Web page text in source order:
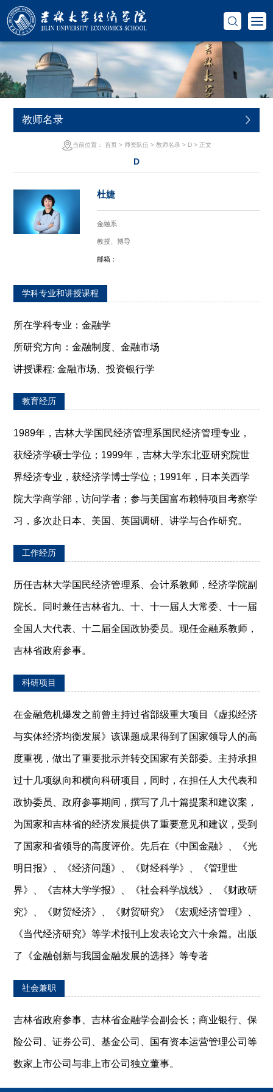
教师名录
当前位置：首页 > 师资队伍 >教师名录 > D > 正文
D
杜婕
金融系
教授、博导
邮箱：
学科专业和讲授课程
所在学科专业：金融学
所研究方向：金融制度、金融市场
讲授课程: 金融市场、投资银行学
教育经历
1989年，吉林大学国民经济管理系国民经济管理专业，
获经济学硕士学位；1999年，吉林大学东北亚研究院世
界经济专业，获经济学博士学位；1991年，日本关西学
院大学商学部，访问学者；参与美国富布赖特项目考察学
习，多次赴日本、美国、英国调研、讲学与合作研究。
工作经历
历任吉林大学国民经济管理系、会计系教师，经济学院副
院长。同时兼任吉林省九、十、十一届人大常委、十一届
全国人大代表、十二届全国政协委员。现任金融系教师，
吉林省政府参事。
科研项目
在金融危机爆发之前曾主持过省部级重大项目《虚拟经济
与实体经济均衡发展》该课题成果得到了国家领导人的高
度重视，做出了重要批示并转交国家有关部委。主持承担
过十几项纵向和横向科研项目，同时，在担任人大代表和
政协委员、政府参事期间，撰写了几十篇提案和建议案，
为国家和吉林省的经济发展提供了重要意见和建议，受到
了国家和省领导的高度评价。先后在《中国金融》、《光
明日报》、《经济问题》、《财经科学》、《管理世
界》、《吉林大学学报》、《社会科学战线》、《财政研
究》、《财贸经济》、《财贸研究》《宏观经济管理》、
《当代经济研究》等学术报刊上发表论文六十余篇。出版
了《金融创新与我国金融发展的选择》等专著
社会兼职
吉林省政府参事、吉林省金融学会副会长；商业银行、保
险公司、证券公司、基金公司、国有资本运营管理公司等
数家上市公司与非上市公司独立董事。